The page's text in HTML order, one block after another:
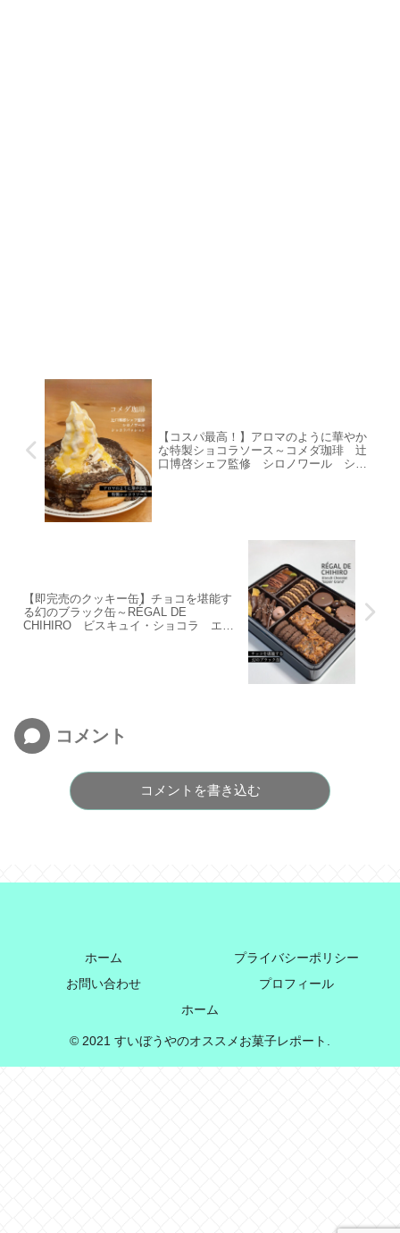
【コスパ最高！】アロマのように華やか
な特製ショコラソース～コメダ珈琲 辻
口博啓シェフ監修 シロノワール ショ
【即完売のクッキー缶】チョコを堪能す
る幻のブラック缶～RÉGAL DE
CHIHIRO ビスキュイ・ショコラ エス
コメント
コメントを書き込む
ホーム
プライバシーポリシー
お問い合わせ
プロフィール
ホーム
© 2021 すいぼうやのオススメお菓子レポート.